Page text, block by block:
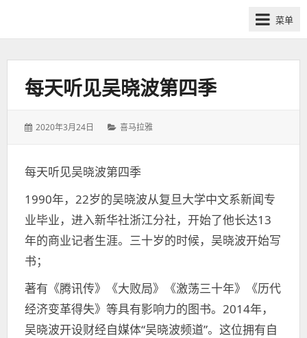
筹
菜单
每天听见吴晓波第四季
发
2020年3月24日
分
喜马拉雅
每天听见吴晓波第四季
1990年，22岁的吴晓波从复旦大学中文系新闻专
业毕业，进入新华社浙江分社，开始了他长达13
年的商业记者生涯。三十岁的时候，吴晓波开始写
书；
著有《腾讯传》《大败局》《激荡三十年》《历代
经济变革得失》等具有影响力的图书。2014年，
吴晓波开设财经自媒体“吴晓波频道”。这位拥有自